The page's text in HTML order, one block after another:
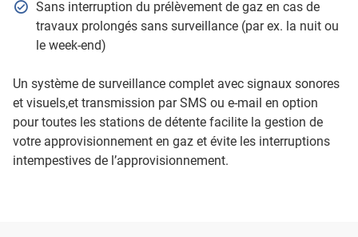
Sans interruption du prélèvement de gaz en cas de
travaux prolongés sans surveillance (par ex. la nuit ou
le week-end)
Un système de surveillance complet avec signaux sonores
et visuels,et transmission par SMS ou e-mail en option
pour toutes les stations de détente facilite la gestion de
votre approvisionnement en gaz et évite les interruptions
intempestives de l’approvisionnement.